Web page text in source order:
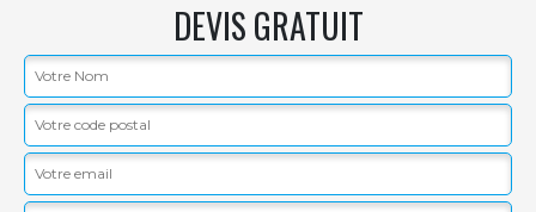
DEVIS GRATUIT